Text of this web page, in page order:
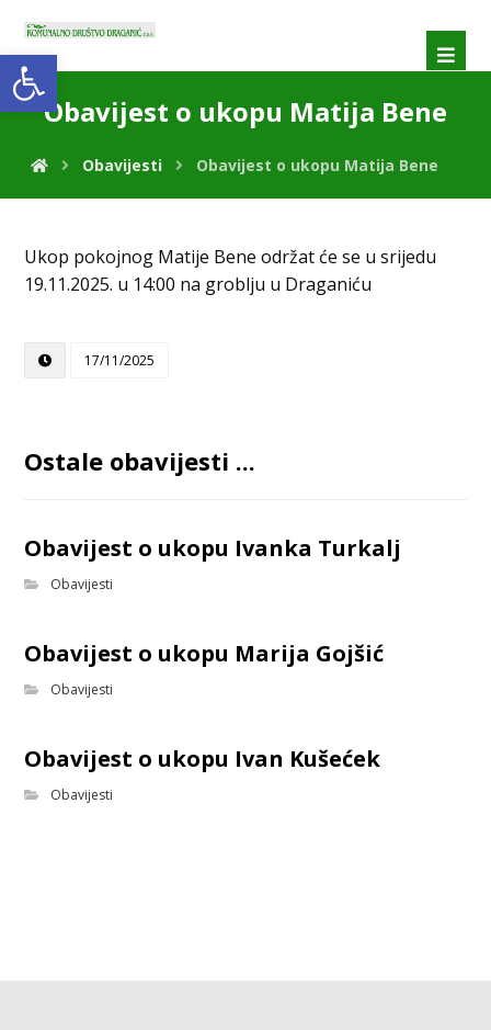
Open toolbar
Obavijest o ukopu Matija Bene
Obavijesti Obavijest o ukopu Matija Bene
Ukop pokojnog Matije Bene održat će se u srijedu
19.11.2025. u 14:00 na groblju u Draganiću
17/11/2025
Ostale obavijesti ...
Obavijest o ukopu Ivanka Turkalj
Obavijesti
Obavijest o ukopu Marija Gojšić
Obavijesti
Obavijest o ukopu Ivan Kušećek
Obavijesti